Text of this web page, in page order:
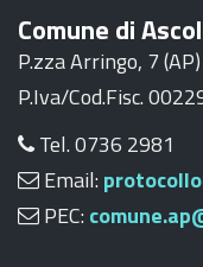
Comune di
P.zza Arringo, 7 (AP)
P.Iva/Cod.Fisc.
Tel. 0736 2981
Email:
PEC: